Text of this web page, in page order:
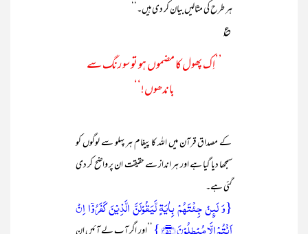
ہر طرح کی مثالیں بیان کر دی ہیں۔‘‘
؏
’’اِک پھول کا مضموں ہو تو سو رنگ سے
باندھوں!‘‘
کے مصداق قرآن میں اللہ کا پیغام ہر پہلو سے لوگوں کو
سمجھا دیا گیا ہے اور ہر انداز سے حقیقت ان پر واضح کر دی
گئی ہے۔
{وَ لَئِنۡ جِئۡتَہُمۡ بِاٰیَۃٍ لَّیَقُوۡلَنَّ الَّذِیۡنَ کَفَرُوۡۤا اِنۡ